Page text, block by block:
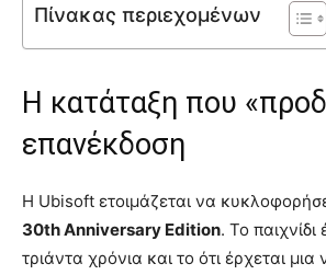
Πίνακας περιεχομένων
Η κατάταξη που
επανέκδοση
Η Ubisoft ετοιμάζεται να
30th Anniversary Edition. Το
τριάντα χρόνια και το ότι έρχεται